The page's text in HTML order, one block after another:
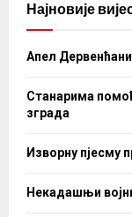
Најновије
Апел
Станарима
зграда
Изворну пјесму
Некадашњи